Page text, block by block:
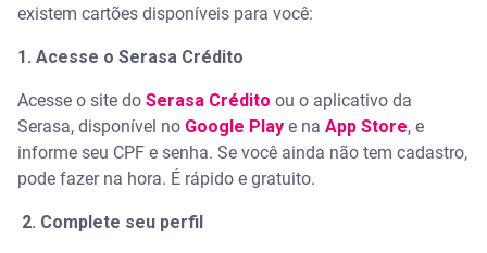
existem cartões disponíveis para você:
1. Acesse o Serasa Crédito
Acesse o site do Serasa Crédito ou o aplicativo da
Serasa, disponível no Google Play e na App Store, e
informe seu CPF e senha. Se você ainda não tem cadastro,
pode fazer na hora. É rápido e gratuito.
2. Complete seu perfil